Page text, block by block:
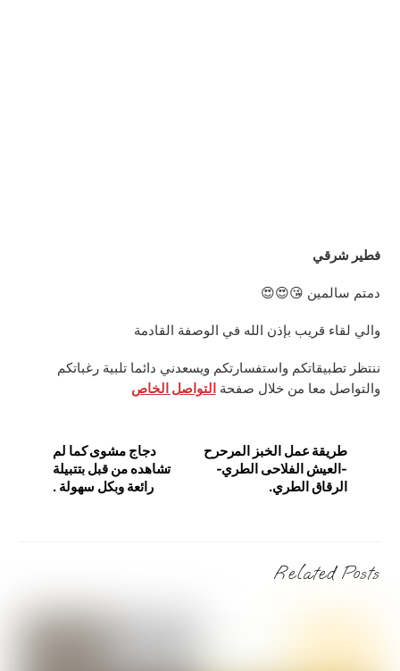
فطير شرقي
دمتم سالمين 😘😍😍
والي لقاء قريب بإذن الله في الوصفة القادمة
ننتظر تطبيقاتكم واستفسارتكم ويسعدني دائما تلبية رغباتكم
والتواصل معا من خلال صفحة التواصل الخاص
طريقة عمل الخبز المرحرح
-العيش الفلاحى الطري-
الرقاق الطري.
دجاج مشوى كما لم
تشاهده من قبل بتتبيلة
رائعة وبكل سهولة .
Related Posts